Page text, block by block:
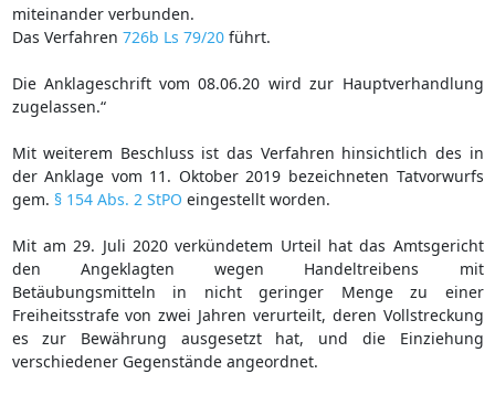
miteinander verbunden.
Das Verfahren 726b Ls 79/20führt.
Die Anklageschrift vom 08.06.20 wird zur Hauptverhandlung
zugelassen.“
Mit weiterem Beschluss ist das Verfahren hinsichtlich des in
der Anklage vom 11. Oktober 2019 bezeichneten Tatvorwurfs
gem. § 154 Abs. 2 StPO eingestellt worden.
Mit am 29. Juli 2020 verkündetem Urteil hat das Amtsgericht
den Angeklagten wegen Handeltreibens mit
Betäubungsmitteln in nicht geringer Menge zu einer
Freiheitsstrafe von zwei Jahren verurteilt, deren Vollstreckung
es zur Bewährung ausgesetzt hat, und die Einziehung
verschiedener Gegenstände angeordnet.